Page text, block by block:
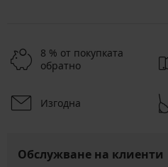
8 % от покупката
обратно
Изгодна
Обслужване на клиенти